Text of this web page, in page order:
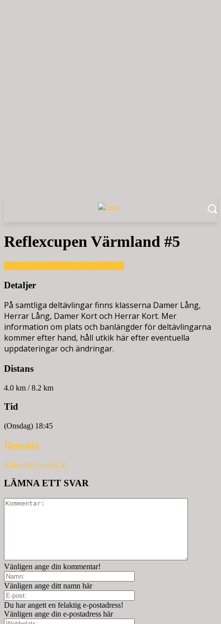
Reflexcupen Värmland #5
Detaljer
På samtliga deltävlingar finns klasserna Damer Lång,
Herrar Lång, Damer Kort och Herrar Kort. Mer
information om plats och banlängder för deltävlingarna
kommer efter hand, håll utkik här efter eventuella
uppdateringar och ändringar.
Distans
4.0 km / 8.2 km
Tid
(Onsdag) 18:45
Hemsida
KalenderGoogleCal
LÄMNA ETT SVAR
Vänligen ange din kommentar!
Vänligen ange ditt namn här
Du har angett en felaktig e-postadress!
Vänligen ange din e-postadress här